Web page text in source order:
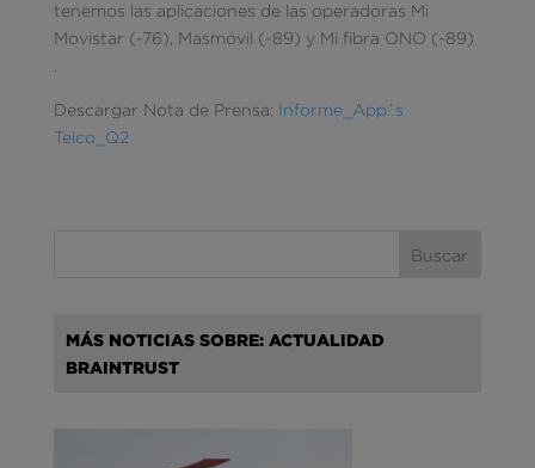
tenemos las aplicaciones de las operadoras Mi
Movistar (-76), Masmóvil (-89) y Mi fibra ONO (-89)
Descargar Nota de Prensa: Informe_App´s
Telco_Q2
MÁS NOTICIAS SOBRE: ACTUALIDAD
BRAINTRUST